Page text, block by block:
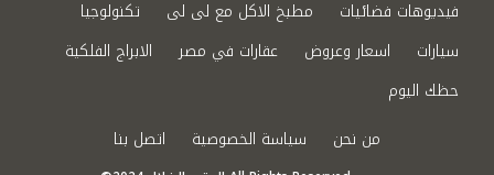
فيديوهات فضائيات
مطبخ الاكل مع لى لى
تكنولوجيا
سيارات
اسعار وعروض عقارات في مصر
الابراج الفلكية
حظك اليوم
من نحن
سياسة الخصوصية اتصل بنا